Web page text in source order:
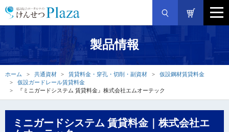
製品情報
ホーム 共通資材 賃貸料金・穿孔・切削・副資材
仮設鋼材賃貸料金
仮設ガードレール賃貸料金
『ミニガードシステム 賃貸料金』株式会社エムオーテック
ミニガードシステム 賃貸料金｜株式会社エ